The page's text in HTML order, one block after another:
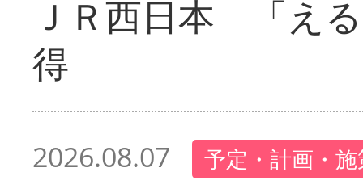
ＪＲ西日本 「え
得
2026.08.07 予定・計画・